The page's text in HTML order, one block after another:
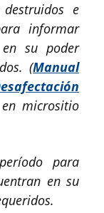
e
informar
su poder
(Manual
micrositio
para
en su